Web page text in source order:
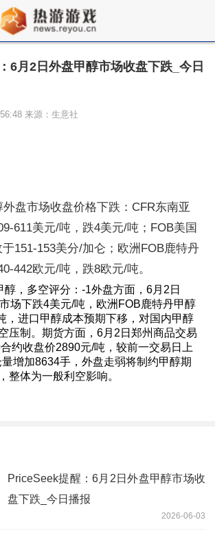
6月2日外盘甲醇市场收盘下跌_今日
来源：生意社
外盘市场收盘价格下跌：CFR东南亚
611美元/吨，跌4美元/吨；FOB美国
151-153美分/加仑；欧洲FOB鹿特丹
442欧元/吨，跌8欧元/吨。
醇，多空评分：-1外盘方面，6月2日
场下跌4美元/吨，欧洲FOB鹿特丹甲醇
，进口甲醇成本预期下移，对国内甲醇
压制。期货方面，6月2日郑州商品交易
约收盘价2890元/吨，较前一交易日上
增加8634手，外盘走弱将制约甲醇期
整体为一般利空影响。
PriceSeek提醒：6月2日外盘甲醇市场收
盘下跌_今日播报
2026-06-03